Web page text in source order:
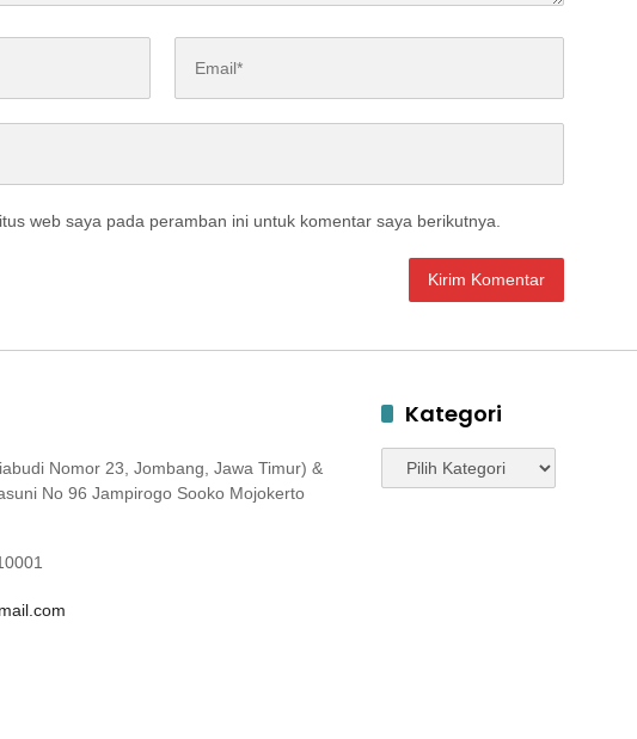
web saya pada peramban ini untuk komentar saya berikutnya.
Nomor 23, Jombang, Jawa Timur) &
No 96 Jampirogo Sooko Mojokerto
Kategori
Kategori